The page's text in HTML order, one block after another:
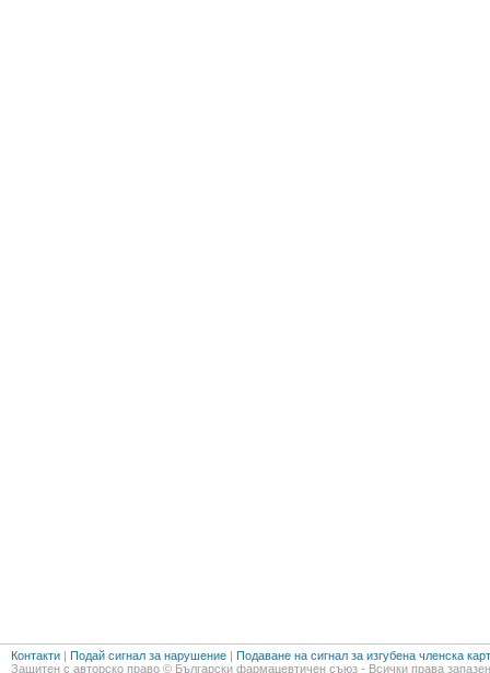
Контакти | Подай сигнал за нарушение | Подаване на сигнал за изгубена членска
Защитен с авторско право © Български фармацевтичен съюз - Всички права